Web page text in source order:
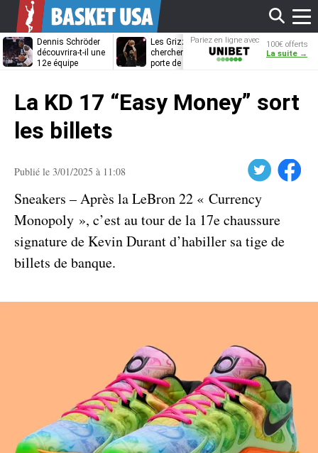
Dennis Schröder
découvrira-t-il une
12e équipe
Les Grizzlies
cherchent déjà une
porte de sortie
Dwane Casey
bientôt coach
Pariez en ligne avec
Unibet
100€ offerts
La suite →
La KD 17 “Easy Money” sort
les billets
Publié le 3/01/2025 à 11:08 Facebook
Sneakers – Après la LeBron 22 « Currency
Monopoly », c’est au tour de la 17e chaussure
signature de Kevin Durant d’habiller sa tige de
billets de banque.